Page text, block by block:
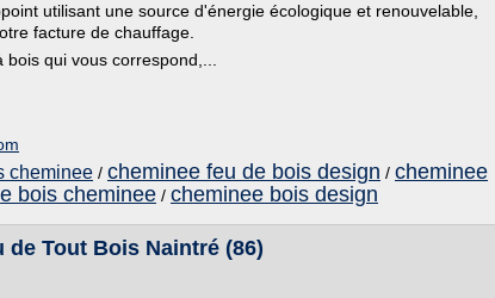
utilisant une source d'énergie écologique et renouvelable,
facture de chauffage.
qui vous correspond,...
cheminee / cheminee feu de bois design / cheminee
bois cheminee / cheminee bois design
de Tout Bois Naintré (86)